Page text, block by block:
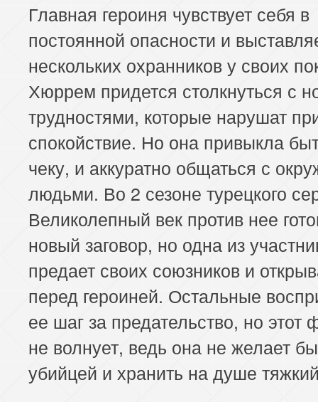
Главная героиня чувствует себя в
постоянной опасности и
нескольких охранников у своих
Хюррем придется столкнуться с
трудностями, которые нарушат
спокойствие. Но она привыкла
чеку, и аккуратно общаться с
людьми. Во 2 сезоне турецкого
Великолепный век против нее
новый заговор, но одна из
предает своих союзников и
перед героиней. Остальные
ее шаг за предательство, но этот
не волнует, ведь она не желает
убийцей и хранить на душе